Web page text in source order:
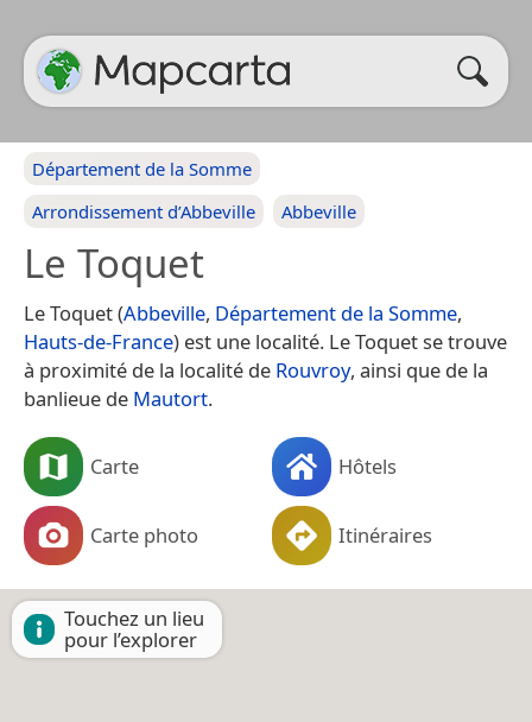
Département de la Somme
Arrondissement d’Abbeville
Abbeville
Le Toquet
Le Toquet (Abbeville, Département de la Somme,
Hauts-de-France) est une localité. Le Toquet se trouve
à proximité de la localité de Rouvroy, ainsi que de la
banlieue de Mautort.
Carte Hôtels
Carte photo Itinéraires
Touchez un lieu
pour l’explorer